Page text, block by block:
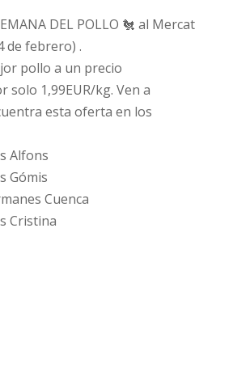
DEL POLLO 🐔 al Mercat
de febrero) .
pollo a un precio
solo 1,99EUR/kg. Ven a
esta oferta en los
Alfons
Gómis
Cuenca
Cristina